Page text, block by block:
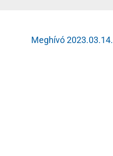
Meghívó 2023.03.14.